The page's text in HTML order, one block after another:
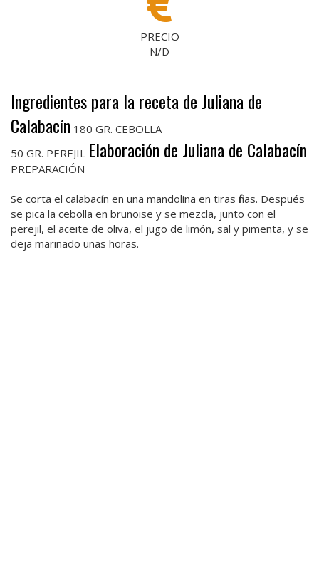
PRECIO
N/D
Ingredientes para la receta de Juliana de
Calabacín 180 GR. CEBOLLA
50 GR. PEREJIL Elaboración de Juliana de Calabacín
PREPARACIÓN
Se corta el calabacín en una mandolina en tiras finas. Después
se pica la cebolla en brunoise y se mezcla, junto con el
perejil, el aceite de oliva, el jugo de limón, sal y pimenta, y se
deja marinado unas horas.